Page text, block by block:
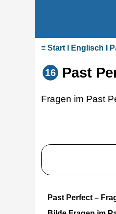
≡ Start I Englisch I
16 Past
Fragen im Past